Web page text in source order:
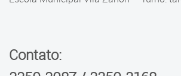
Contato: